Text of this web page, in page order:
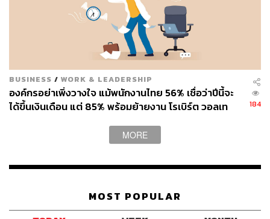
BUSINESS / WORK & LEADERSHIP
องค์กรอย่าเพิ่งวางใจ แม้พนักงานไทย 56% เชื่อว่าปีนี้จะ
ได้ขึ้นเงินเดือน แต่ 85% พร้อมย้ายงาน โรเบิร์ต วอลเท
184
MORE
MOST POPULAR